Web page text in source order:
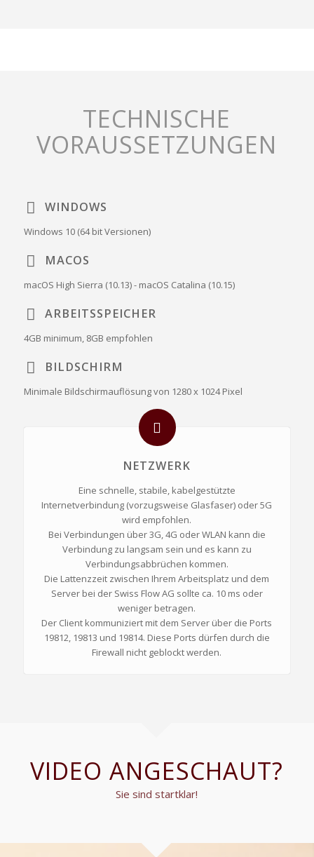
TECHNISCHE
VORAUSSETZUNGEN
WINDOWS
Windows 10 (64 bit Versionen)
MACOS
macOS High Sierra (10.13) - macOS Catalina (10.15)
ARBEITSSPEICHER
4GB minimum, 8GB empfohlen
BILDSCHIRM
Minimale Bildschirmauflösung von 1280 x 1024 Pixel
NETZWERK
Eine schnelle, stabile, kabelgestützte
Internetverbindung (vorzugsweise Glasfaser) oder 5G
wird empfohlen.
Bei Verbindungen über 3G, 4G oder WLAN kann die
Verbindung zu langsam sein und es kann zu
Verbindungsabbrüchen kommen.
Die Lattenzzeit zwischen Ihrem Arbeitsplatz und dem
Server bei der Swiss Flow AG sollte ca. 10 ms oder
weniger betragen.
Der Client kommuniziert mit dem Server über die Ports
19812, 19813 und 19814. Diese Ports dürfen durch die
Firewall nicht geblockt werden.
VIDEO ANGESCHAUT?
Sie sind startklar!